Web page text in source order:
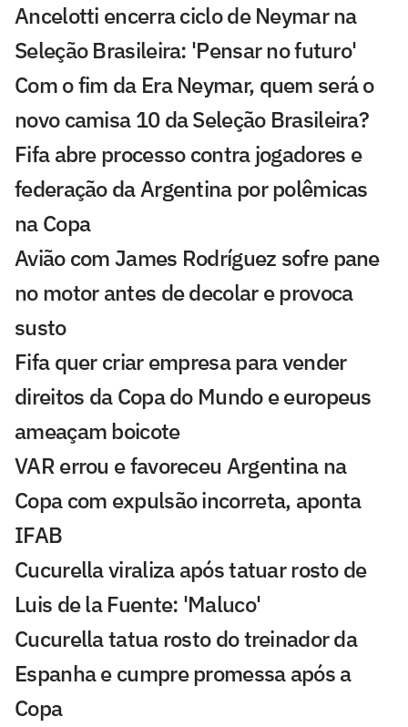
Ancelotti encerra ciclo de Neymar na
Seleção Brasileira: 'Pensar no futuro'
Com o fim da Era Neymar, quem será o
novo camisa 10 da Seleção Brasileira?
Fifa abre processo contra jogadores e
federação da Argentina por polêmicas
na Copa
Avião com James Rodríguez sofre pane
no motor antes de decolar e provoca
susto
Fifa quer criar empresa para vender
direitos da Copa do Mundo e europeus
ameaçam boicote
VAR errou e favoreceu Argentina na
Copa com expulsão incorreta, aponta
IFAB
Cucurella viraliza após tatuar rosto de
Luis de la Fuente: 'Maluco'
Cucurella tatua rosto do treinador da
Espanha e cumpre promessa após a
Copa